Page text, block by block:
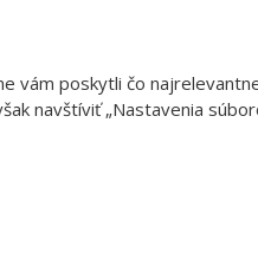
vám poskytli čo
navštíviť „Nastavenia